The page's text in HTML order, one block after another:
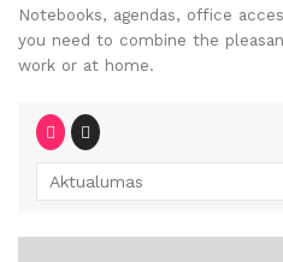
Notebooks, agendas, office
you need to combine the
work or at home.
Aktualumas